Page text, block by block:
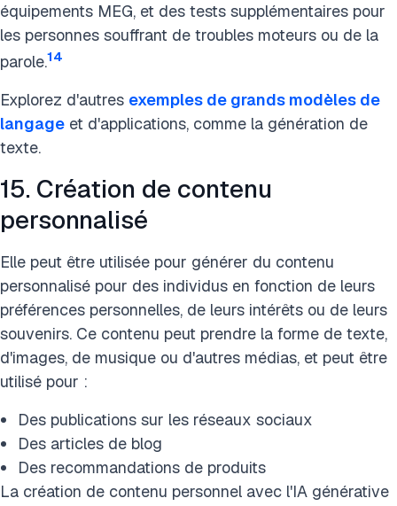
équipements MEG, et des tests supplémentaires pour
les personnes souffrant de troubles moteurs ou de la
parole.14
Explorez d'autres exemples de grands modèles de
langage et d'applications, comme la génération de
texte.
15. Création de contenu
personnalisé
Elle peut être utilisée pour générer du contenu
personnalisé pour des individus en fonction de leurs
préférences personnelles, de leurs intérêts ou de leurs
souvenirs. Ce contenu peut prendre la forme de texte,
d'images, de musique ou d'autres médias, et peut être
utilisé pour :
Des publications sur les réseaux sociaux
Des articles de blog
Des recommandations de produits
La création de contenu personnel avec l'IA générative